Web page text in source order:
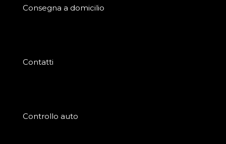
Consegna a domicilio
Contatti
Controllo auto